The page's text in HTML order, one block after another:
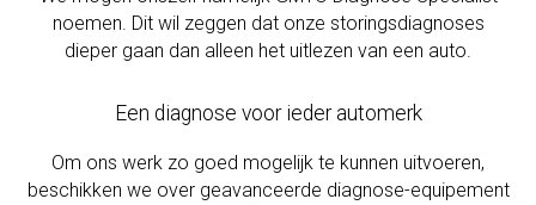
noemen. Dit wil zeggen dat onze storingsdiagnoses
dieper gaan dan alleen het uitlezen van een auto.
Een diagnose voor ieder automerk
Om ons werk zo goed mogelijk te kunnen uitvoeren,
beschikken we over geavanceerde diagnose-equipement